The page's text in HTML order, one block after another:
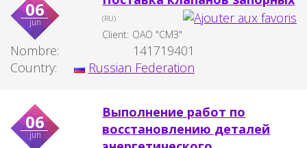
06
jun (RU)
Client: ОАО "СМЗ"
Nombre:
141719401
Country:
Russian Federation
06
jun
Выполнение работ по
восстановлению деталей